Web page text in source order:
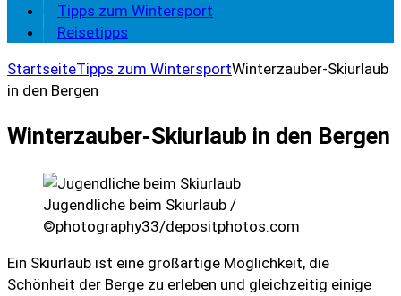
Tipps zum Wintersport
Reisetipps
StartseiteTipps zum WintersportWinterzauber-Skiurlaub
in den Bergen
Winterzauber-Skiurlaub in den Bergen
Jugendliche beim Skiurlaub /
©photography33/depositphotos.com
Ein Skiurlaub ist eine großartige Möglichkeit, die
Schönheit der Berge zu erleben und gleichzeitig einige